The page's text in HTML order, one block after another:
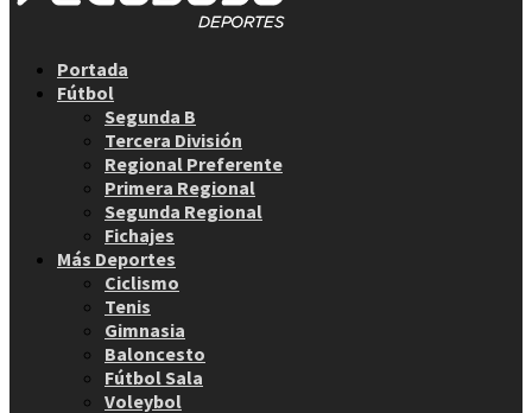
Portada
Fútbol
Segunda B
Tercera División
Regional Preferente
Primera Regional
Segunda Regional
Fichajes
Más Deportes
Ciclismo
Tenis
Gimnasia
Baloncesto
Fútbol Sala
Voleybol